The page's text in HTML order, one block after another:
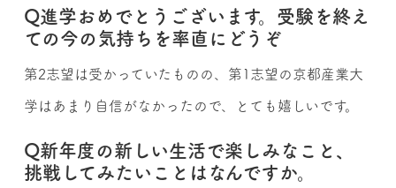
Q進学おめでとうございます。受験を終え
ての今の気持ちを率直にどうぞ
第2志望は受かっていたものの、第1志望の京都産業大
学はあまり自信がなかったので、とても嬉しいです。
Q新年度の新しい生活で楽しみなこと、
挑戦してみたいことはなんですか。